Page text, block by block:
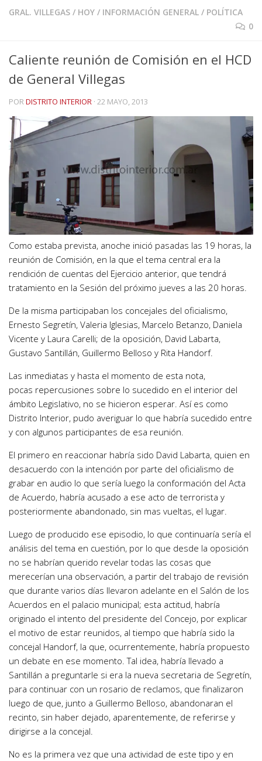
GRAL. VILLEGAS / HOY / INFORMACIÓN GENERAL / POLÍTICA
0
Caliente reunión de Comisión en el HCD
de General Villegas
PORDISTRITO INTERIOR · 22 MAYO, 2013
Como estaba prevista, anoche inició pasadas las 19 horas, la
reunión de Comisión, en la que el tema central era la
rendición de cuentas del Ejercicio anterior, que tendrá
tratamiento en la Sesión del próximo jueves a las 20 horas.
De la misma participaban los concejales del oficialismo,
Ernesto Segretín, Valeria Iglesias, Marcelo Betanzo, Daniela
Vicente y Laura Carelli; de la oposición, David Labarta,
Gustavo Santillán, Guillermo Belloso y Rita Handorf.
Las inmediatas y hasta el momento de esta nota,
pocas repercusiones sobre lo sucedido en el interior del
ámbito Legislativo, no se hicieron esperar. Así es como
Distrito Interior, pudo averiguar lo que habría sucedido entre
y con algunos participantes de esa reunión.
El primero en reaccionar habría sido David Labarta, quien en
desacuerdo con la intención por parte del oficialismo de
grabar en audio lo que sería luego la conformación del Acta
de Acuerdo, habría acusado a ese acto de terrorista y
posteriormente abandonado, sin mas vueltas, el lugar.
Luego de producido ese episodio, lo que continuaría sería el
análisis del tema en cuestión, por lo que desde la oposición
no se habrían querido revelar todas las cosas que
merecerían una observación, a partir del trabajo de revisión
que durante varios días llevaron adelante en el Salón de los
Acuerdos en el palacio municipal; esta actitud, habría
originado el intento del presidente del Concejo, por explicar
el motivo de estar reunidos, al tiempo que habría sido la
concejal Handorf, la que, ocurrentemente, habría propuesto
un debate en ese momento. Tal idea, habría llevado a
Santillán a preguntarle si era la nueva secretaria de Segretín,
para continuar con un rosario de reclamos, que finalizaron
luego de que, junto a Guillermo Belloso, abandonaran el
recinto, sin haber dejado, aparentemente, de referirse y
dirigirse a la concejal.
No es la primera vez que una actividad de este tipo y en